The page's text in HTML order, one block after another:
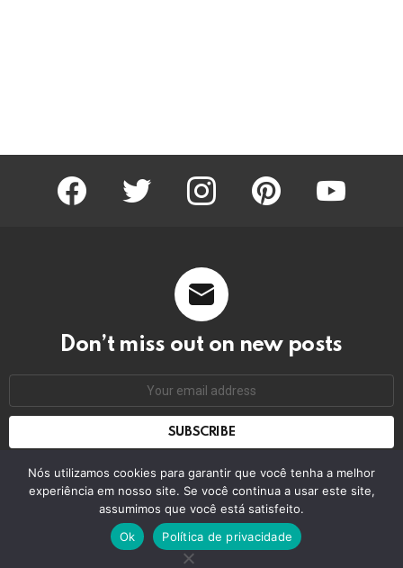
facebook twitter instagram pinterest youtube
Don’t miss out on new posts
© 2026 by bring the pixel. Remember to change this
Contact us
Nós utilizamos cookies para garantir que você tenha a melhor
experiência em nosso site. Se você continua a usar este site,
assumimos que você está satisfeito.
Ok
Política de privacidade